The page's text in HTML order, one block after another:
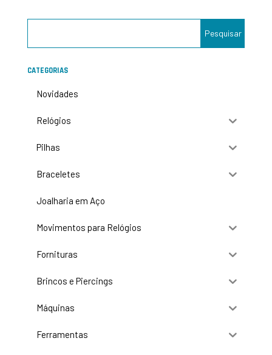
CATEGORIAS
Novidades
Relógios
Pilhas
Braceletes
Joalharia em Aço
Movimentos para Relógios
Fornituras
Brincos e Piercings
Máquinas
Ferramentas